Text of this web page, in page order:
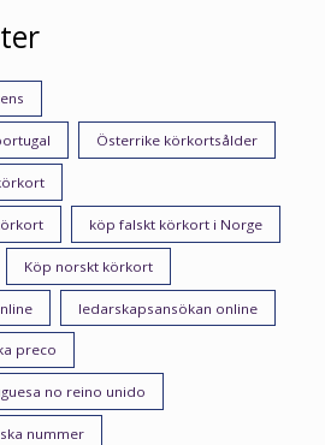
Österrike körkortsålder
köp falskt körkort i Norge
Köp norskt körkort
ledarskapsansökan online
preco
no reino unido
nummer